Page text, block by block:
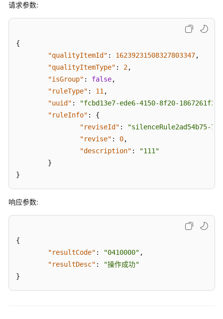
成
检
评
分
接
理
口
管
理
请求参数:
{
"qualityItemId" : 16239231508327803347,
"qualityItemType" : 2,
"isGroup" : false,
"ruleType" : 11 ,
"uuid" :
"fcbd13e7-ede6-4150-8f20-
"ruleInfo" :
{
"reviseId" :
"silenceRule2ad54b75-
"revise" : 0,
"description" :
"111"
}
}
响应参数:
{
"resultCode" : "0410000" ,
"resultDesc" :
"操作成功"
}